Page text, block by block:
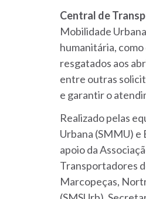
Central de
Mobilidade
humanitária,
resgatados aos
entre outras
e garantir o
Realizado pelas
Urbana (SMMU) e
apoio da
Transportadores
Marcopeças,